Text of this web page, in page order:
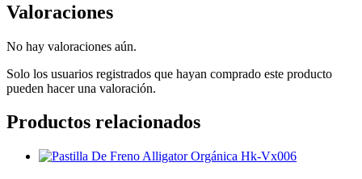
Valoraciones
No hay valoraciones aún.
Solo los usuarios registrados que hayan comprado este producto
pueden hacer una valoración.
Productos relacionados